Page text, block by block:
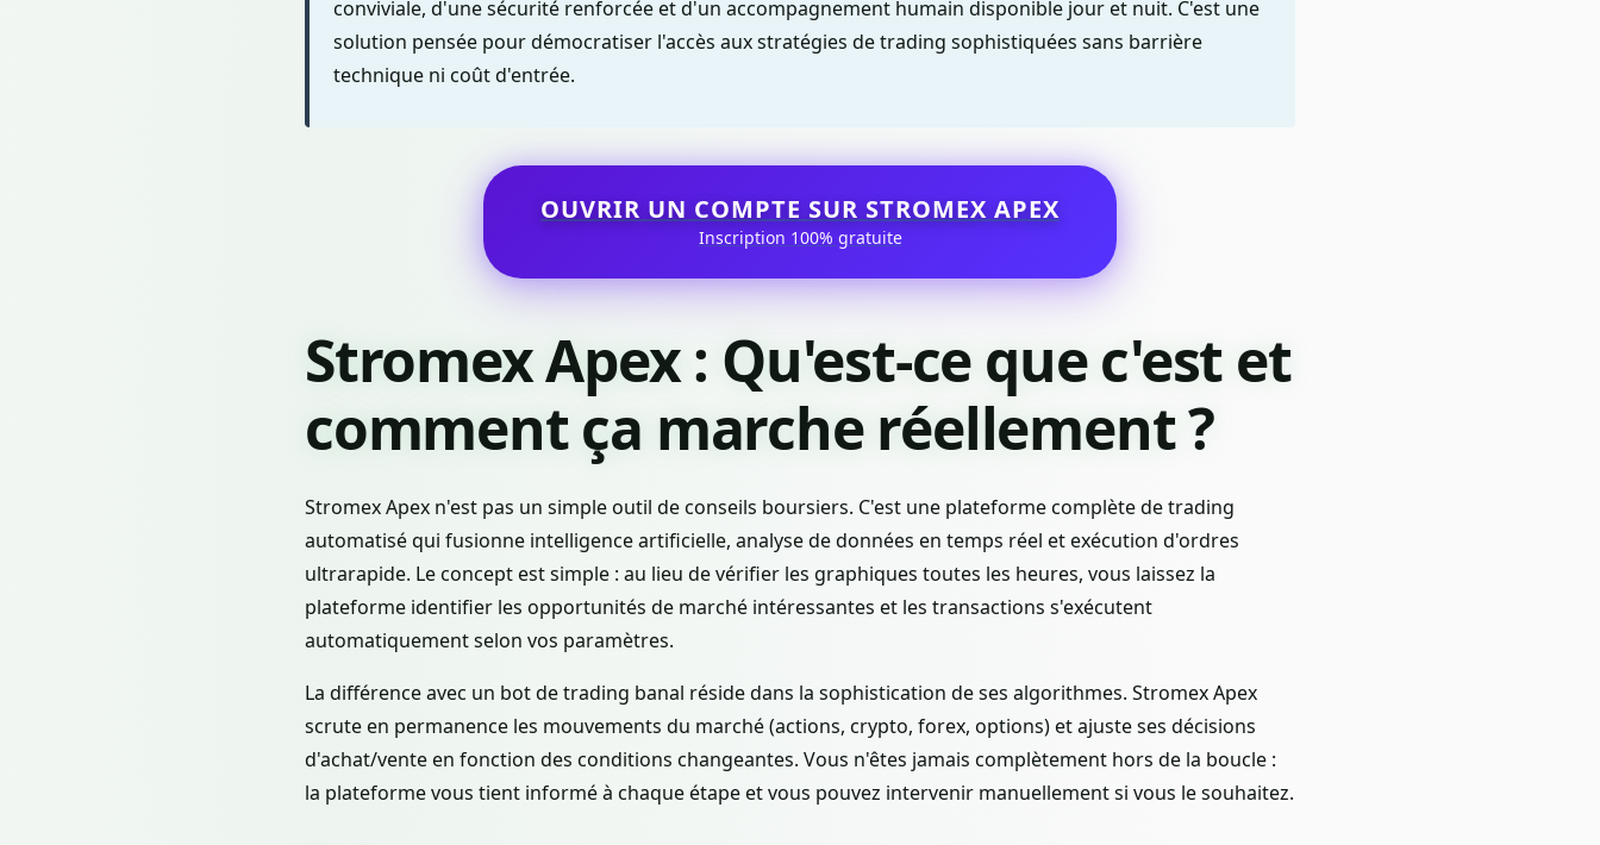
conviviale, d'une sécurité renforcée et d'un accompagnement humain disponible jour et nuit. C'est une
solution pensée pour démocratiser l'accès aux stratégies de trading sophistiquées sans barrière
technique ni coût d'entrée.
OUVRIR UN COMPTE SUR STROMEX APEX
Inscription 100% gratuite
Stromex Apex : Qu'est-ce que c'est et
comment ça marche réellement ?
Stromex Apex n'est pas un simple outil de conseils boursiers. C'est une plateforme complète de trading
automatisé qui fusionne intelligence artificielle, analyse de données en temps réel et exécution d'ordres
ultrarapide. Le concept est simple : au lieu de vérifier les graphiques toutes les heures, vous laissez la
plateforme identifier les opportunités de marché intéressantes et les transactions s'exécutent
automatiquement selon vos paramètres.
La différence avec un bot de trading banal réside dans la sophistication de ses algorithmes. Stromex Apex
scrute en permanence les mouvements du marché (actions, crypto, forex, options) et ajuste ses décisions
d'achat/vente en fonction des conditions changeantes. Vous n'êtes jamais complètement hors de la boucle :
la plateforme vous tient informé à chaque étape et vous pouvez intervenir manuellement si vous le souhaitez.